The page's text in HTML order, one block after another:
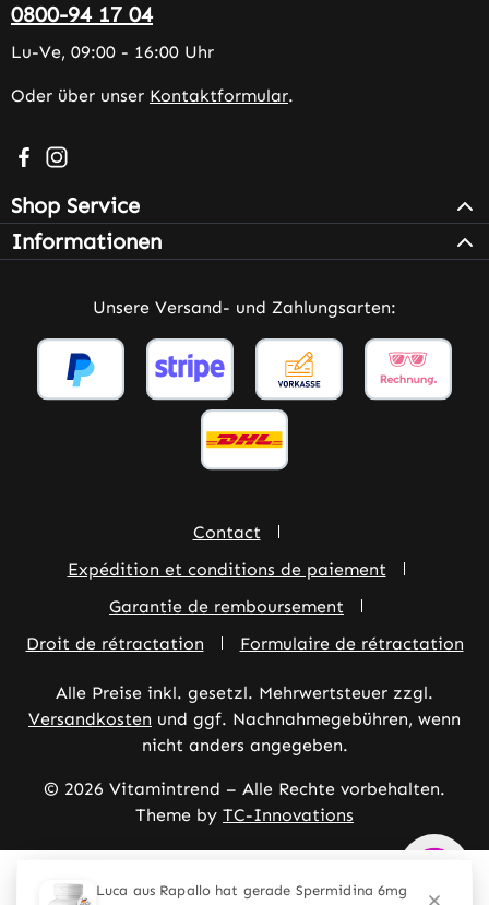
0800-94 17 04
Lu-Ve, 09:00 - 16:00 Uhr
Oder über unser Kontaktformular.
Besuche uns auf Facebook – öffnet in neuem Tab
Schau auf Instagram vorbei – öffnet in neuem Tab
Shop Service
Informationen
Unsere Versand- und Zahlungsarten:
Contact
Expédition et conditions de paiement
Garantie de remboursement
Droit de rétractation
Formulaire de rétractation
Alle Preise inkl. gesetzl. Mehrwertsteuer zzgl.
Versandkosten und ggf. Nachnahmegebühren, wenn
nicht anders angegeben.
© 2026 Vitamintrend – Alle Rechte vorbehalten.
Theme by TC-Innovations
Erfahrung bieten zu können.Mehr Informationen ...